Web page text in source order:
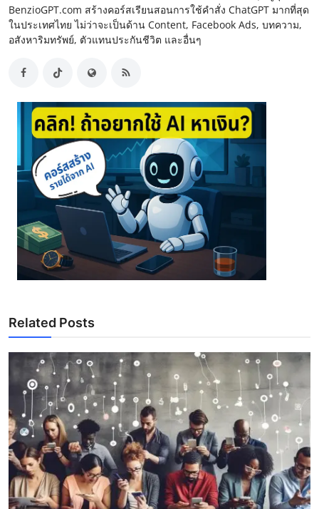
BenzioGPT.com สร้างคอร์สเรียนสอนการใช้คำสั่ง ChatGPT มากที่สุด
ในประเทศไทย ไม่ว่าจะเป็นด้าน Content, Facebook Ads, บทความ,
อสังหาริมทรัพย์, ตัวแทนประกันชีวิต และอื่นๆ
Related Posts